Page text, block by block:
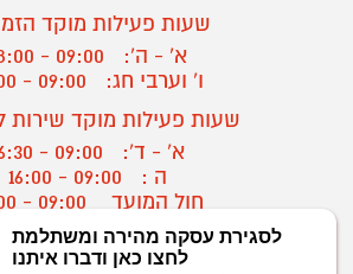
שעות פעילות מוקד
א' - ה':
09:00 - 18:00
ו' וערבי חג:
09:00 - 13:00
שעות פעילות מוקד שירות
א' - ד':
09:00 - 16:30
ה :
09:00 - 16:00
חול המועד
יצירת קשר/ביטול הזמנה